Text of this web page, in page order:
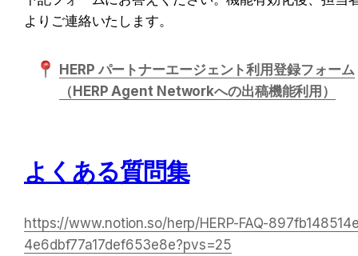
よりご連絡いたします。
HERP パートナーエージェント利用登録フォーム
（HERP Agent Networkへの出稿機能利用）
よくある質問集
https://www.notion.so/herp/HERP-FAQ-
4e6dbf77a17def653e8e?pvs=25